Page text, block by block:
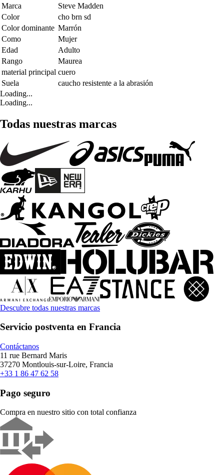
Marca
Steve Madden
Color
cho brn sd
Color dominante Marrón
Como
Mujer
Edad
Adulto
Rango
Maurea
material principal cuero
Suela
caucho resistente a la abrasión
Loading...
Loading...
Todas nuestras marcas
Descubre todas nuestras marcas
Servicio postventa en Francia
Contáctanos
11 rue Bernard Maris
37270 Montlouis-sur-Loire, Francia
+33 1 86 47 62 58
Pago seguro
Compra en nuestro sitio con total confianza